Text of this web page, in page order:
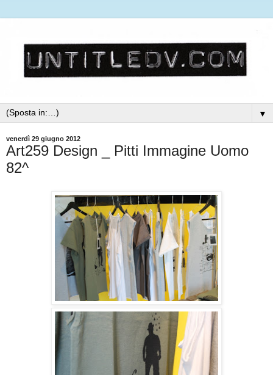
▼
venerdì 29 giugno 2012
Art259 Design _ Pitti Immagine Uomo
82^